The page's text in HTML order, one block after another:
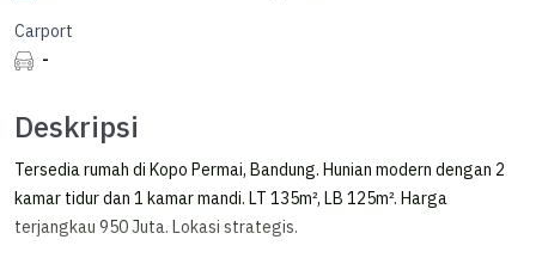
Carport
-
Deskripsi
Tersedia rumah di Kopo Permai, Bandung. Hunian modern dengan 2
kamar tidur dan 1 kamar mandi. LT 135m², LB 125m². Harga
terjangkau 950 Juta. Lokasi strategis.